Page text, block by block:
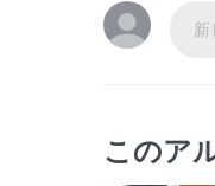
新
このア